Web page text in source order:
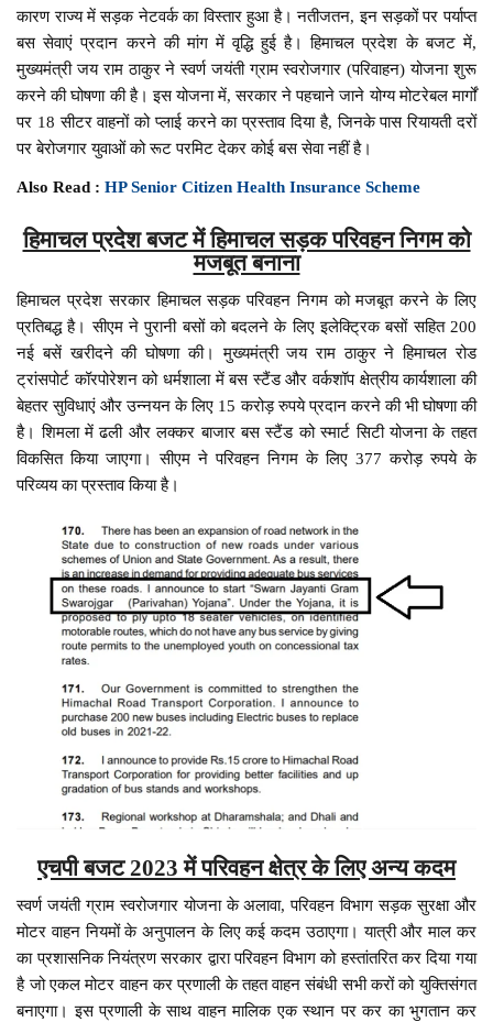
कारण राज्य में सड़क नेटवर्क का विस्तार हुआ है। नतीजतन, इन सड़कों पर पर्याप्त
बस सेवाएं प्रदान करने की मांग में वृद्धि हुई है। हिमाचल प्रदेश के बजट में,
मुख्यमंत्री जय राम ठाकुर ने स्वर्ण जयंती ग्राम स्वरोजगार (परिवाहन) योजना शुरू
करने की घोषणा की है। इस योजना में, सरकार ने पहचाने जाने योग्य मोटरेबल मार्गों
पर 18 सीटर वाहनों को प्लाई करने का प्रस्ताव दिया है, जिनके पास रियायती दरों
पर बेरोजगार युवाओं को रूट परमिट देकर कोई बस सेवा नहीं है।
Also Read :HP Senior Citizen Health Insurance Scheme
हिमाचल प्रदेश बजट में हिमाचल सड़क परिवहन निगम को
मजबूत बनाना
हिमाचल प्रदेश सरकार हिमाचल सड़क परिवहन निगम को मजबूत करने के लिए
प्रतिबद्ध है। सीएम ने पुरानी बसों को बदलने के लिए इलेक्ट्रिक बसों सहित 200
नई बसें खरीदने की घोषणा की। मुख्यमंत्री जय राम ठाकुर ने हिमाचल रोड
ट्रांसपोर्ट कॉरपोरेशन को धर्मशाला में बस स्टैंड और वर्कशॉप क्षेत्रीय कार्यशाला की
बेहतर सुविधाएं और उन्नयन के लिए 15 करोड़ रुपये प्रदान करने की भी घोषणा की
है। शिमला में ढली और लक्कर बाजार बस स्टैंड को स्मार्ट सिटी योजना के तहत
विकसित किया जाएगा। सीएम ने परिवहन निगम के लिए 377 करोड़ रुपये के
परिव्यय का प्रस्ताव किया है।
एचपी बजट 2023 में परिवहन क्षेत्र के लिए अन्य कदम
स्वर्ण जयंती ग्राम स्वरोजगार योजना के अलावा, परिवहन विभाग सड़क सुरक्षा और
मोटर वाहन नियमों के अनुपालन के लिए कई कदम उठाएगा। यात्री और माल कर
का प्रशासनिक नियंत्रण सरकार द्वारा परिवहन विभाग को हस्तांतरित कर दिया गया
है जो एकल मोटर वाहन कर प्रणाली के तहत वाहन संबंधी सभी करों को युक्तिसंगत
बनाएगा। इस प्रणाली के साथ वाहन मालिक एक स्थान पर कर का भुगतान कर